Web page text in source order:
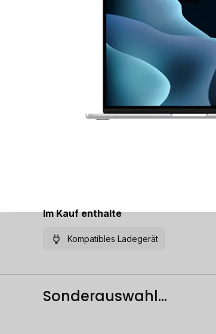
Im Kauf enthalte
Kompatibles Ladegerät
Sonderauswahl...